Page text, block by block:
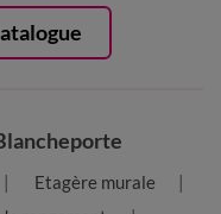
Etagère murale